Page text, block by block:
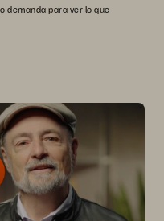
demanda para ver lo que